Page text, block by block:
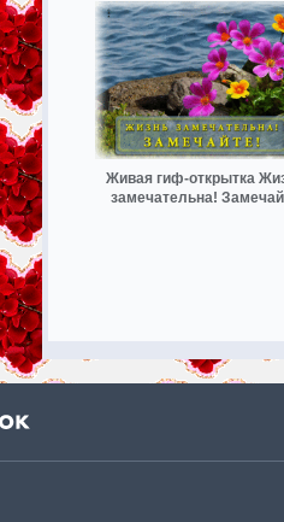
Живая гиф-открытка
замечательна!